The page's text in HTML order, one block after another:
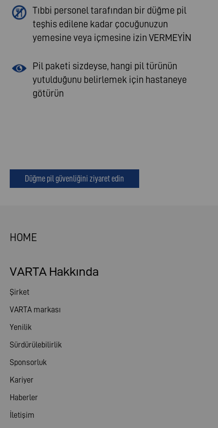
Tıbbi personel tarafından bir düğme pil
teşhis edilene kadar çocuğunuzun
yemesine veya içmesine izin VERMEYİN
Pil paketi sizdeyse, hangi pil türünün
yutulduğunu belirlemek için hastaneye
götürün
Düğme pil güvenliğini ziyaret edin
HOME
VARTA Hakkında
Şirket
VARTA markası
Yenilik
Sürdürülebilirlik
Sponsorluk
Kariyer
Haberler
İletişim